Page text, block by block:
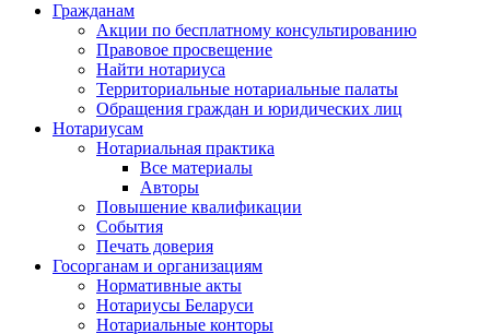
Гражданам
Акции по бесплатному консультированию
Правовое просвещение
Найти нотариуса
Территориальные нотариальные палаты
Обращения граждан и юридических лиц
Нотариусам
Нотариальная практика
Все материалы
Авторы
Повышение квалификации
События
Печать доверия
Госорганам и организациям
Нормативные акты
Нотариусы Беларуси
Нотариальные конторы